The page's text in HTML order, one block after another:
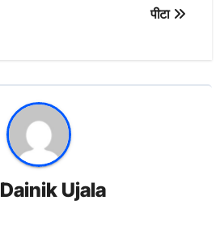
पीटा
Dainik Ujala